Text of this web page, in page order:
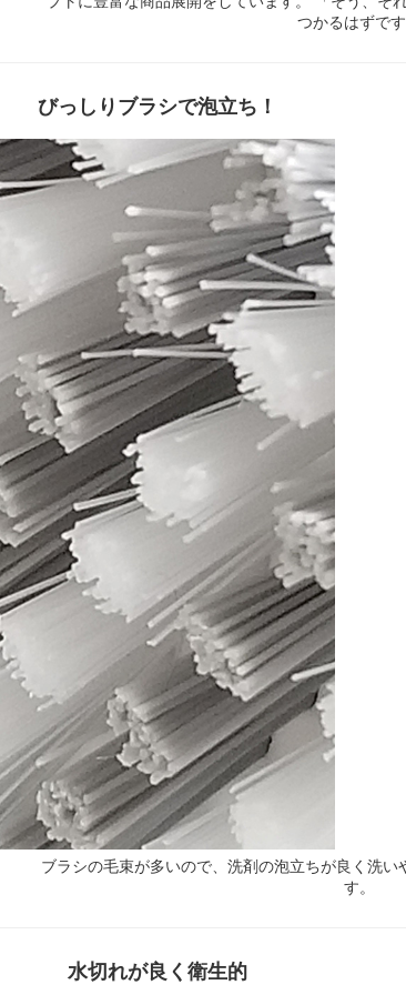
つかるはずです
びっしりブラシで泡立ち！
ブラシの毛束が多いので、洗剤の泡立ちが良く洗
す。
水切れが良く衛生的